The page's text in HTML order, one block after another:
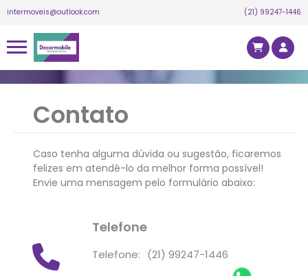
intermoveis@outlook.com (21) 99247-1446
Contato
Caso tenha alguma dúvida ou sugestão, ficaremos
felizes em atendê-lo da melhor forma possível!
Envie uma mensagem pelo formulário abaixo:
Telefone
Telefone: (21) 99247-1446